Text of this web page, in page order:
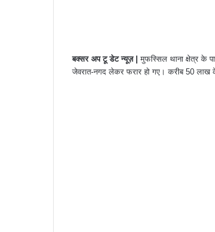
बक्सर अप टू डेट न्यूज़ |
मुफस्सिल थाना क्षेत्र के
जेवरात-नगद लेकर फरार हो गए। करीब 50 लाख